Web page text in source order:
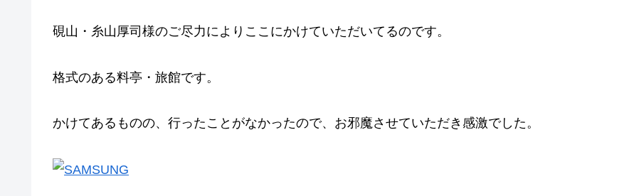
硯山・糸山厚司様のご尽力によりここにかけていただいてるのです。
格式のある料亭・旅館です。
かけてあるものの、行ったことがなかったので、お邪魔させていただき感激でした。